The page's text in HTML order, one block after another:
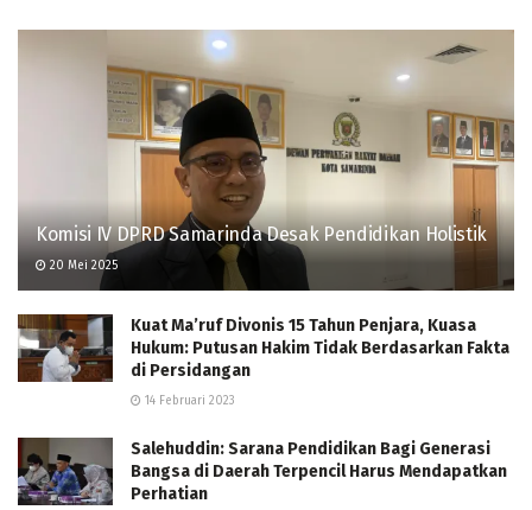
Komisi IV DPRD Samarinda Desak Pendidikan Holistik
20 Mei 2025
Kuat Ma’ruf Divonis 15 Tahun Penjara, Kuasa
Hukum: Putusan Hakim Tidak Berdasarkan Fakta
di Persidangan
14 Februari 2023
Salehuddin: Sarana Pendidikan Bagi Generasi
Bangsa di Daerah Terpencil Harus Mendapatkan
Perhatian